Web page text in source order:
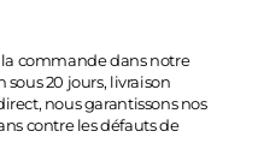
commande dans notre
20 jours, livraison
nous garantissons nos
contre les défauts de